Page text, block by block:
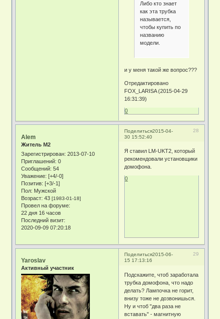
Либо кто знает
как эта трубка
называется,
чтобы купить по
названию
модели.
и у меня такой же вопрос???
Отредактировано
FOX_LARISA (2015-04-29
16:31:39)
0
Поделиться 28
2015-04-
30 15:52:40
Alem
Житель М2
Зарегистрирован: 2013-07-10
Приглашений: 0
Сообщений: 54
Уважение: [+4/-0]
Позитив: [+3/-1]
Пол: Мужской
Возраст: 43[1983-01-18]
Провел на форуме:
22 дня 16 часов
Последний визит:
2020-09-09 07:20:18
Я ставил LM-UKT2, который
рекомендовали установщики
домофона.
0
Поделиться 29
2015-06-
15 17:13:16
Yaroslav
Активный участник
Подскажите, чтоб заработала
трубка домофона, что надо
делать? Лампочка не горит,
внизу тоже не дозвонишься.
Ну и чтоб "два раза не
вставать" - магнитную